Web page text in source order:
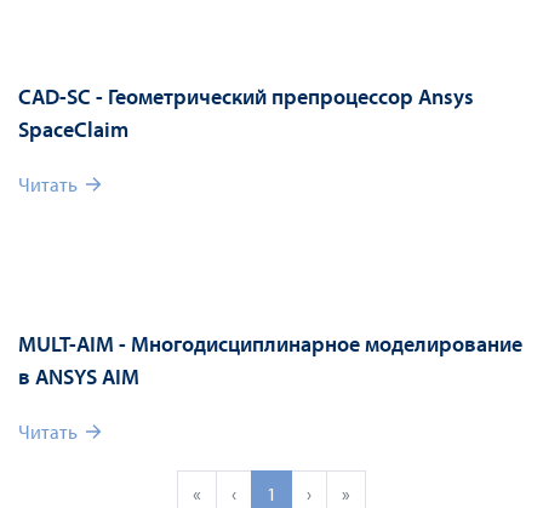
CAD-SC - Геометрический препроцессор Ansys
SpaceClaim
Читать
MULT-AIM - Многодисциплинарное моделирование
в ANSYS AIM
Читать
« ‹ 1 › »